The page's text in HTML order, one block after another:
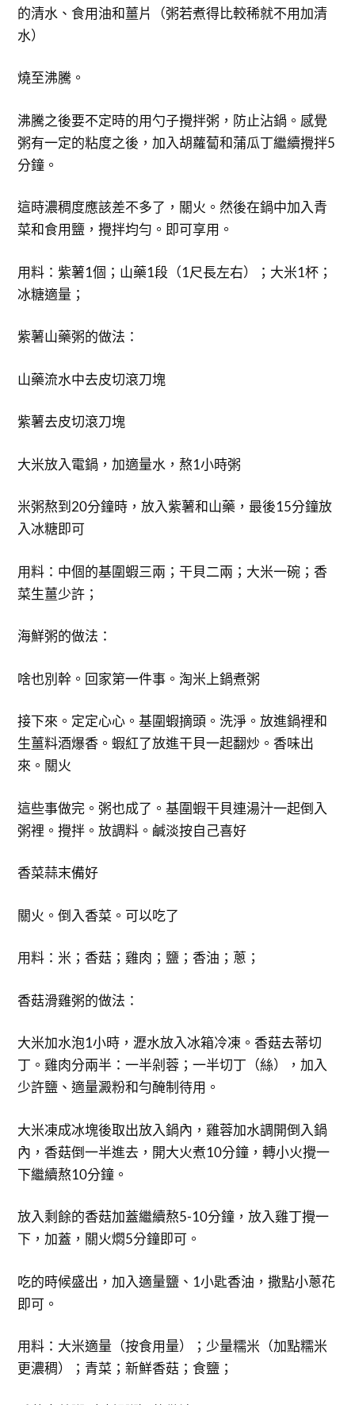
的清水、食用油和薑片（粥若煮得比較稀就不用加清
水）
燒至沸騰。
沸騰之後要不定時的用勺子攪拌粥，防止沾鍋。感覺
粥有一定的粘度之後，加入胡蘿蔔和蒲瓜丁繼續攪拌5
分鐘。
這時濃稠度應該差不多了，關火。然後在鍋中加入青
菜和食用鹽，攪拌均勻。即可享用。
用料：紫薯1個；山藥1段（1尺長左右）；大米1杯；
冰糖適量；
紫薯山藥粥的做法：
山藥流水中去皮切滾刀塊
紫薯去皮切滾刀塊
大米放入電鍋，加適量水，熬1小時粥
米粥熬到20分鐘時，放入紫薯和山藥，最後15分鐘放
入冰糖即可
用料：中個的基圍蝦三兩；干貝二兩；大米一碗；香
菜生薑少許；
海鮮粥的做法：
啥也別幹。回家第一件事。淘米上鍋煮粥
接下來。定定心心。基圍蝦摘頭。洗淨。放進鍋裡和
生薑料酒爆香。蝦紅了放進干貝一起翻炒。香味出
來。關火
這些事做完。粥也成了。基圍蝦干貝連湯汁一起倒入
粥裡。攪拌。放調料。鹹淡按自己喜好
香菜蒜末備好
關火。倒入香菜。可以吃了
用料：米；香菇；雞肉；鹽；香油；蔥；
香菇滑雞粥的做法：
大米加水泡1小時，瀝水放入冰箱冷凍。香菇去蒂切
丁。雞肉分兩半：一半剁蓉；一半切丁（絲），加入
少許鹽、適量澱粉和勻醃制待用。
大米凍成冰塊後取出放入鍋內，雞蓉加水調開倒入鍋
內，香菇倒一半進去，開大火煮10分鐘，轉小火攪一
下繼續熬10分鐘。
放入剩餘的香菇加蓋繼續熬5-10分鐘，放入雞丁攪一
下，加蓋，關火燜5分鐘即可。
吃的時候盛出，加入適量鹽、1小匙香油，撒點小蔥花
即可。
用料：大米適量（按食用量）；少量糯米（加點糯米
更濃稠）；青菜；新鮮香菇；食鹽；